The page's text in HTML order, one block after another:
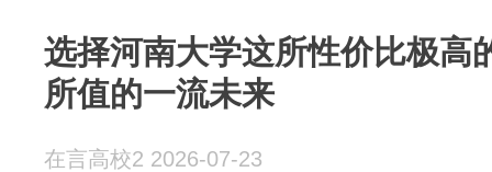
选择河南大学这所性价比极高
所值的一流未来
在言高校2 2026-07-23